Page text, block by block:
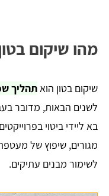
מהו שיקום
שיקום בטון הואתהליך
לשנים הבאות, מדובר
מגורים, שיפוץ של
לשימור מבנים עתיקים.